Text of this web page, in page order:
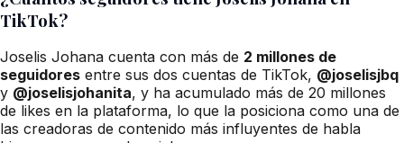
TikTok?
Joselis Johana cuenta con más de 2 millones de
seguidores entre sus dos cuentas de TikTok, @joselisjbq
y @joselisjohanita, y ha acumulado más de 20 millones
de likes en la plataforma, lo que la posiciona como una de
las creadoras de contenido más influyentes de habla